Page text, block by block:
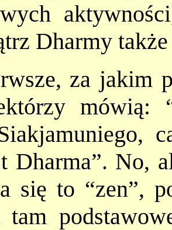
Dharmy
za jakim
mówią:
Dharma”. No,
się to “zen”,
tam